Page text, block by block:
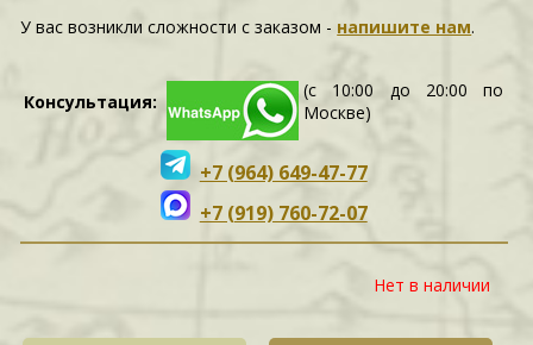
У вас возникли сложности c заказом - напишите нам.
Консультация:
(с 10:00 до 20:00 по
Москве)
+7 (964) 649-47-77
+7 (919) 760-72-07
Нет в наличии